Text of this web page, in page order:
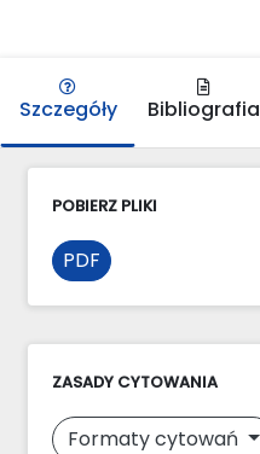
Szczegóły Bibliografia
POBIERZ PLIKI
PDF
ZASADY CYTOWANIA
Formaty cytowań